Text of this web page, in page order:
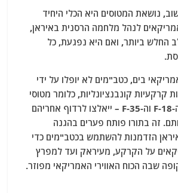
נושאת המטוסים היא הכלי היחיד
לנהל מלחמה הרסנית באיראן,
החלש ביותר, ואם היא נפגעת, כל
בים, כטב"מים לא יופלו על ידי
קרקעיות קונבנציונליות, כלומר מטוסי
הקרב עצמם – כמו ה-F-18 וה-F-35 – ייאלצו לרדוף אחריהם
זה בתורו פותח פערים בהגנה
הזדמנות להשתמש בכטב"מים כדי
על הקרקע, מעיראק ועד למפרץ
שבה הכוח האווירי האמריקאי מפוזר.